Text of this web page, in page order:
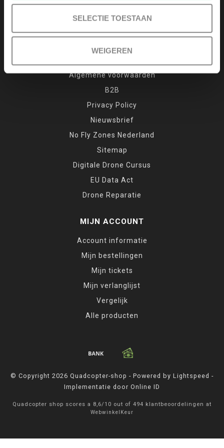
SELECTIE TOESTAAN
WEIGEREN
Drone cursus
Garantie en klachten
Algemene voorwaarden
B2B
Privacy Policy
Nieuwsbrief
No Fly Zones Nederland
Sitemap
Digitale Drone Cursus
EU Data Act
Drone Reparatie
MIJN ACCOUNT
Account informatie
Mijn bestellingen
Mijn tickets
Mijn verlanglijst
Vergelijk
Alle producten
© Copyright 2026 Quadcopter-shop - Powered by Lightspeed -
Implementatie door Online ID
Quadcopter shop scores a 8,6/ 10 out of 494 klantbeoordelingen at
WebwinkelKeur